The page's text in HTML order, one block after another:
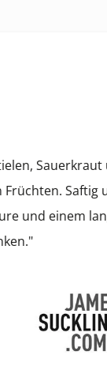
Sauerkraut und
Saftig und
einem langen,